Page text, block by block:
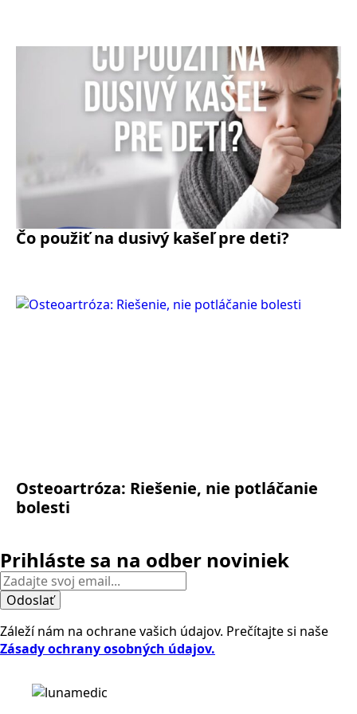
Čo použiť na dusivý kašeľ pre deti?
Osteoartróza: Riešenie, nie potláčanie
bolesti
Prihláste sa na odber noviniek
Odoslať
Záleží nám na ochrane vašich údajov. Prečítajte si naše
Zásady ochrany osobných údajov.